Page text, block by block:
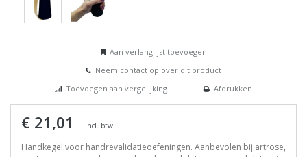
Aan verlanglijst toevoegen
Neem contact op over dit product
Toevoegen aan vergelijking
Afdrukken
€ 21,01 Incl. btw
Handkegel voor handrevalidatieoefeningen. Aanbevolen bij artrose,